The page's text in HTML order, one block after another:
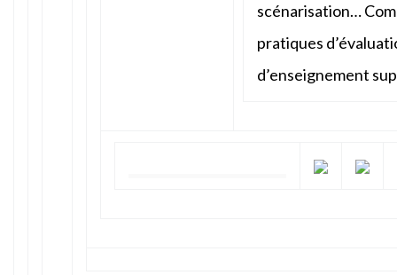
scénarisation…
pratiques
d’enseignement